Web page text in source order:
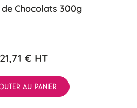
Chocolats 300g
21,71 €HT
AU PANIER